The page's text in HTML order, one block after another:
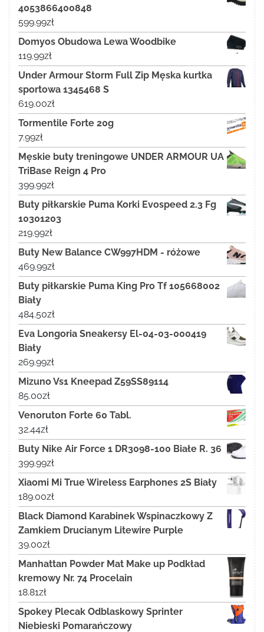
4053866400848
599.99zł
Domyos Obudowa Lewa Woodbike
119.99zł
Under Armour Storm Full Zip Męska kurtka
sportowa 1345468 S
619.00zł
Tormentile Forte 20g
7.99zł
Męskie buty treningowe UNDER ARMOUR UA
TriBase Reign 4 Pro
399.99zł
Buty piłkarskie Puma Korki Evospeed 2.3 Fg
10301203
219.99zł
Buty New Balance CW997HDM - różowe
469.99zł
Buty piłkarskie Puma King Pro Tf 105668002
Biały
484.50zł
Eva Longoria Sneakersy El-04-03-000419
Biały
269.99zł
Mizuno Vs1 Kneepad Z59SS89114
85.00zł
Venoruton Forte 60 Tabl.
32.44zł
Buty Nike Air Force 1 DR3098-100 Białe R. 36
399.99zł
Xiaomi Mi True Wireless Earphones 2S Biały
189.00zł
Black Diamond Karabinek Wspinaczkowy Z
Zamkiem Drucianym Litewire Purple
39.00zł
Manhattan Powder Mat Make up Podkład
kremowy Nr. 74 Procelain
18.81zł
Spokey Plecak Odblaskowy Sprinter
Niebieski Pomarańczowy